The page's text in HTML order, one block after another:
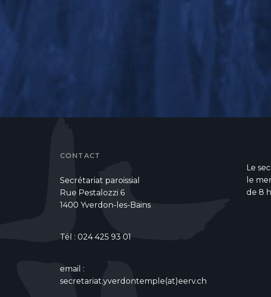
CONTACT
Secrétariat paroissial
Rue Pestalozzi 6
1400 Yverdon-les-Bains
Tél : 024 425 93 01
email :
secretariat.yverdontemple(at)eerv.ch
Le
le
de 8 h